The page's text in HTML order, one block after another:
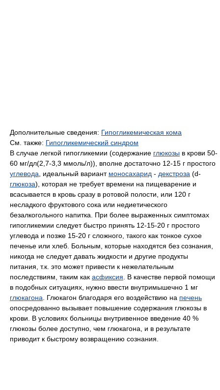
Дополнительные сведения: Гипогликемическая кома
См. также: Гипогликемический синдром
В случае легкой гипогликемии (содержание глюкозы в крови 50-
60 мг/дл(2,7-3,3 ммоль/л)), вполне достаточно 12-15 г простого
углевода , идеальный вариант моносахарид - декстроза (d-
глюкоза), которая не требует времени на пищеварение и
всасывается в кровь сразу в ротовой полости, или 120 г
несладкого фруктового сока или недиетического
безалкогольного напитка. При более выраженных симптомах
гипогликемии следует быстро принять 12-15-20 г простого
углевода и позже 15-20 г сложного, такого как тонкое сухое
печенье или хлеб. Больным, которые находятся без сознания,
никогда не следует давать жидкости и другие продукты
питания, т.к. это может привести к нежелательным
последствиям, таким как асфиксия . В качестве первой помощи
в подобных ситуациях, нужно ввести внутримышечно 1 мг
глюкагона . Глюкагон благодаря его воздействию на печень
опосредованно вызывает повышение содержания глюкозы в
крови. В условиях больницы внутривенное введение 40 %
глюкозы более доступно, чем глюкагона, и в результате
приводит к быстрому возвращению сознания.